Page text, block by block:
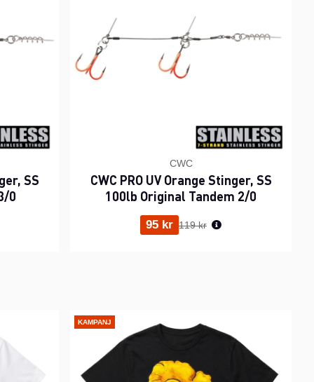
SS
0
CWC
CWC PRO UV Orange Stinger, SS
100lb Original Tandem 2/0
95 kr Ordinarie pris:
119 kr
KAMPANJ